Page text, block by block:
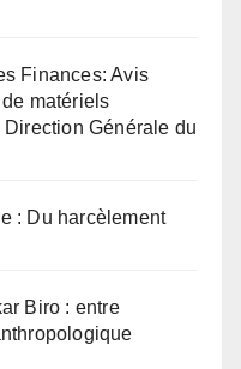
Finances: Avis
de matériels
Générale du
: Du harcèlement
Biro : entre